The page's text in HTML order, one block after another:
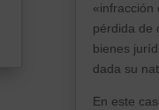
«infracción
pérdida de
bienes
dada su
En este